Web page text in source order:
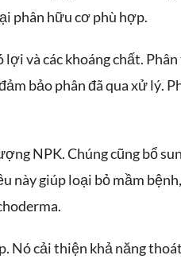
phân hữu cơ phù hợp.
và các khoáng chất.
bảo phân đã qua xử lý.
NPK. Chúng cũng bổ
này giúp loại bỏ mầm
Nó cải thiện khả năng